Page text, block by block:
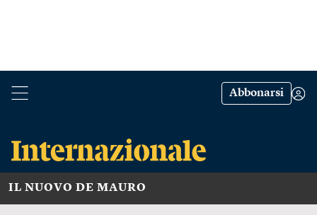
Abbonarsi
IL NUOVO DE MAURO